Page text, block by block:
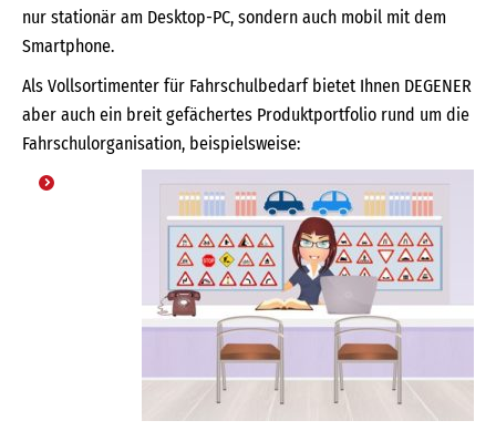
nur stationär am Desktop-PC, sondern auch mobil mit dem
Smartphone.
Als Vollsortimenter für Fahrschulbedarf bietet Ihnen DEGENER
aber auch ein breit gefächertes Produktportfolio rund um die
Fahrschulorganisation, beispielsweise: